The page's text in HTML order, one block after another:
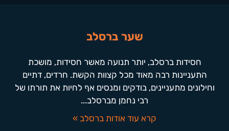
שער ברסלב
חסידות ברסלב, יותר תנועה מאשר חסידות, מושכת
התעניינות רבה מאוד מכל קצוות הקשת. חרדים, דתיים
וחילונים מתעניינים, בודקים ומנסים אף לחיות את תורתו של
רבי נחמן מברסלב...
קרא עוד אודות ברסלב »